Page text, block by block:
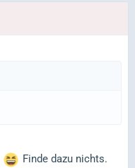
Finde dazu nichts.